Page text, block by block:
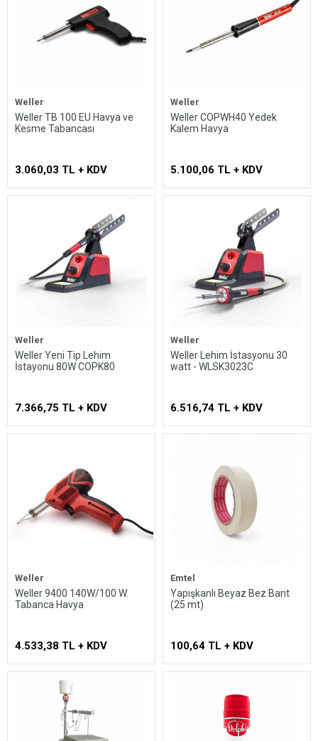
Weller
Weller TB 100 EU Havya ve
Kesme Tabancası
3.060,03 TL + KDV
Weller
Weller COPWH40 Yedek
Kalem Havya
5.100,06 TL + KDV
Weller
Weller Yeni Tip Lehim
İstayonu 80W COPK80
7.366,75 TL + KDV
Weller
Weller Lehim İstasyonu 30
watt - WLSK3023C
6.516,74 TL + KDV
Weller
Weller 9400 140W/100 W.
Tabanca Havya
4.533,38 TL + KDV
Emtel
Yapışkanlı Beyaz Bez Bant
(25 mt)
100,64 TL + KDV